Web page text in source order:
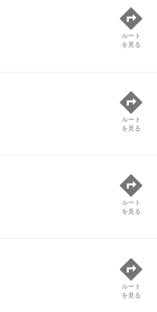
ルート
を見る
ルート
を見る
ルート
を見る
ルート
を見る